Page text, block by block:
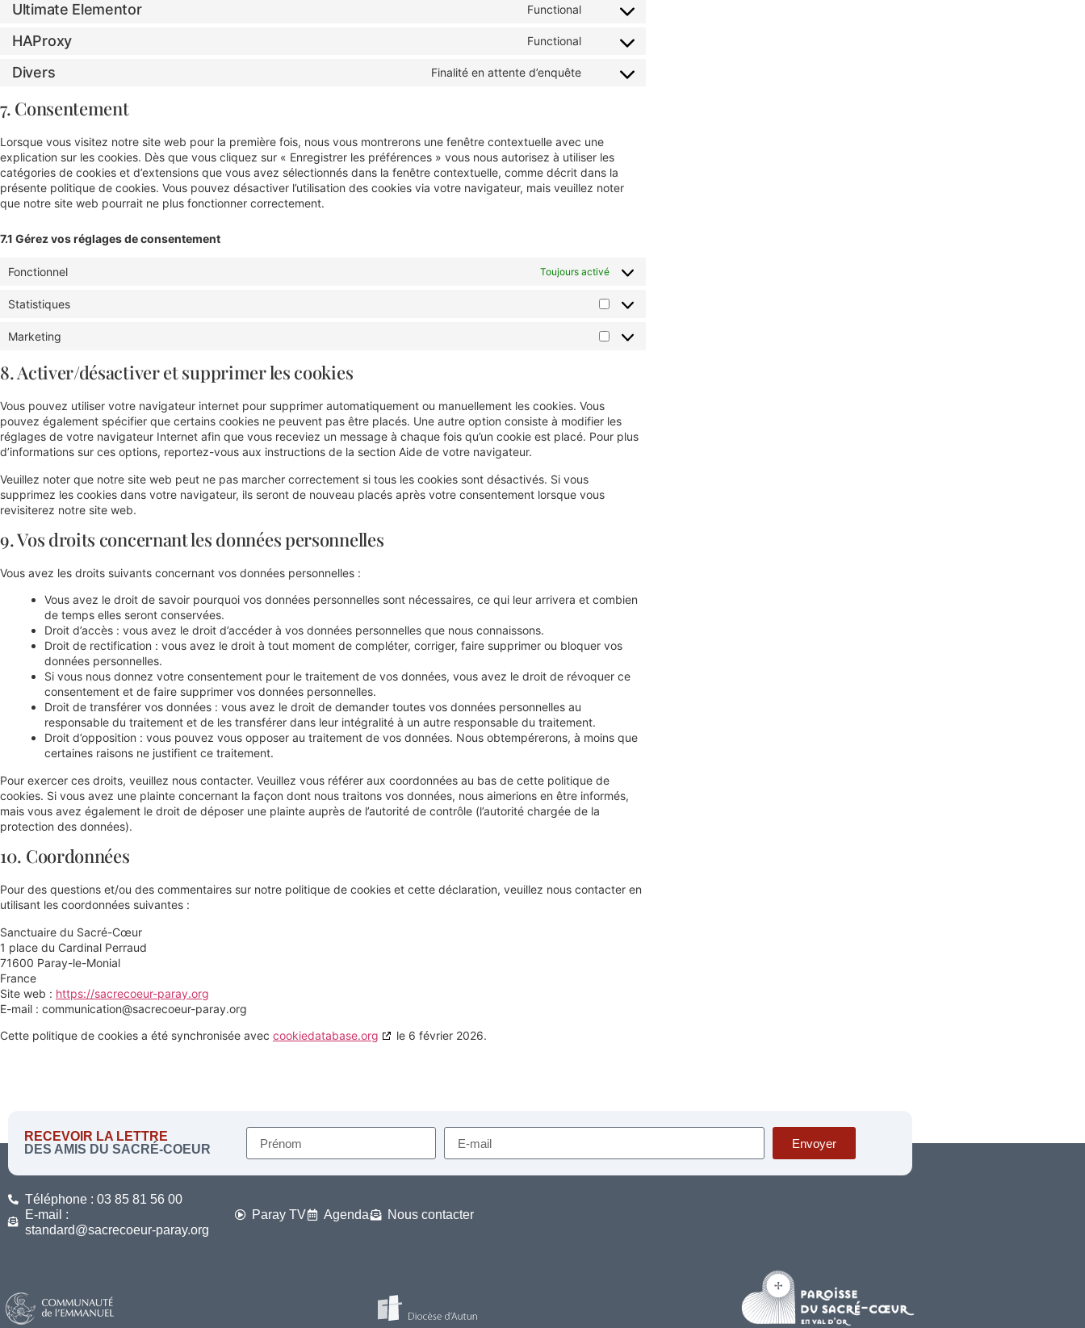
Ultimate Elementor Functional
HAProxy Functional
Divers Finalité en attente d’enquête
7. Consentement
Lorsque vous visitez notre site web pour la première fois, nous vous montrerons une fenêtre contextuelle avec une
explication sur les cookies. Dès que vous cliquez sur « Enregistrer les préférences » vous nous autorisez à utiliser les
catégories de cookies et d’extensions que vous avez sélectionnés dans la fenêtre contextuelle, comme décrit dans la
présente politique de cookies. Vous pouvez désactiver l’utilisation des cookies via votre navigateur, mais veuillez noter
que notre site web pourrait ne plus fonctionner correctement.
7.1 Gérez vos réglages de consentement
Fonctionnel Toujours activé
Statistiques
Marketing
8. Activer/désactiver et supprimer les cookies
Vous pouvez utiliser votre navigateur internet pour supprimer automatiquement ou manuellement les cookies. Vous
pouvez également spécifier que certains cookies ne peuvent pas être placés. Une autre option consiste à modifier les
réglages de votre navigateur Internet afin que vous receviez un message à chaque fois qu’un cookie est placé. Pour plus
d’informations sur ces options, reportez-vous aux instructions de la section Aide de votre navigateur.
Veuillez noter que notre site web peut ne pas marcher correctement si tous les cookies sont désactivés. Si vous
supprimez les cookies dans votre navigateur, ils seront de nouveau placés après votre consentement lorsque vous
revisiterez notre site web.
9. Vos droits concernant les données personnelles
Vous avez les droits suivants concernant vos données personnelles :
Vous avez le droit de savoir pourquoi vos données personnelles sont nécessaires, ce qui leur arrivera et combien
de temps elles seront conservées.
Droit d’accès : vous avez le droit d’accéder à vos données personnelles que nous connaissons.
Droit de rectification : vous avez le droit à tout moment de compléter, corriger, faire supprimer ou bloquer vos
données personnelles.
Si vous nous donnez votre consentement pour le traitement de vos données, vous avez le droit de révoquer ce
consentement et de faire supprimer vos données personnelles.
Droit de transférer vos données : vous avez le droit de demander toutes vos données personnelles au
responsable du traitement et de les transférer dans leur intégralité à un autre responsable du traitement.
Droit d’opposition : vous pouvez vous opposer au traitement de vos données. Nous obtempérerons, à moins que
certaines raisons ne justifient ce traitement.
Pour exercer ces droits, veuillez nous contacter. Veuillez vous référer aux coordonnées au bas de cette politique de
cookies. Si vous avez une plainte concernant la façon dont nous traitons vos données, nous aimerions en être informés,
mais vous avez également le droit de déposer une plainte auprès de l’autorité de contrôle (l’autorité chargée de la
protection des données).
10. Coordonnées
Pour des questions et/ou des commentaires sur notre politique de cookies et cette déclaration, veuillez nous contacter en
utilisant les coordonnées suivantes :
Sanctuaire du Sacré-Cœur
1 place du Cardinal Perraud
71600 Paray-le-Monial
France
Site web : https://sacrecoeur-paray.org
E-mail : communication@sacrecoeur-paray.org
Cette politique de cookies a été synchronisée avec cookiedatabase.org le 6 février 2026.
RECEVOIR LA LETTRE
DES AMIS DU SACRÉ-COEUR
Envoyer
Téléphone : 03 85 81 56 00
E-mail :
standard@sacrecoeur-paray.org
Paray TV Agenda Nous contacter